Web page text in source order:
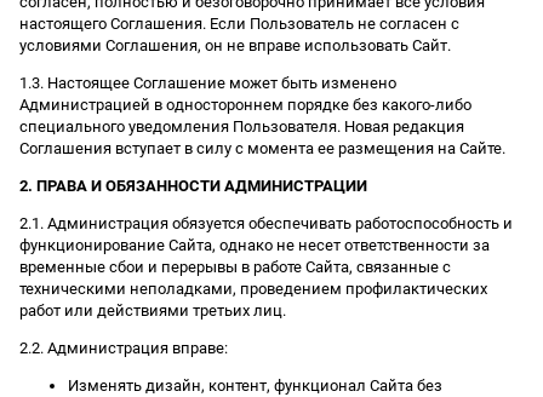
настоящего Соглашения. Если Пользователь не согласен с
условиями Соглашения, он не вправе использовать Сайт.
1.3. Настоящее Соглашение может быть изменено
Администрацией в одностороннем порядке без какого-либо
специального уведомления Пользователя. Новая редакция
Соглашения вступает в силу с момента ее размещения на Сайте.
2. ПРАВА И ОБЯЗАННОСТИ АДМИНИСТРАЦИИ
2.1. Администрация обязуется обеспечивать работоспособность и
функционирование Сайта, однако не несет ответственности за
временные сбои и перерывы в работе Сайта, связанные с
техническими неполадками, проведением профилактических
работ или действиями третьих лиц.
2.2. Администрация вправе:
Изменять дизайн, контент, функционал Сайта без